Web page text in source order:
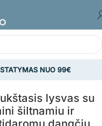
NUO 99€
šiltnamiai
lysvas su
šiltnamiu ir